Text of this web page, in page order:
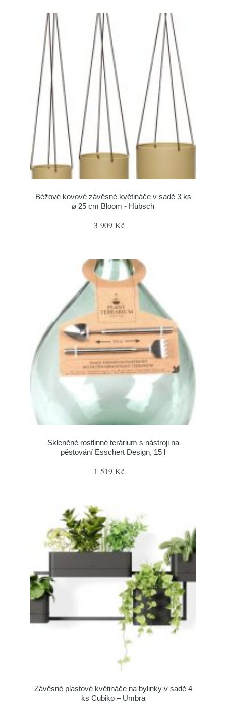
Béžové kovové závěsné květináče v sadě 3 ks
ø 25 cm Bloom - Hübsch
3 909 Kč
Skleněné rostlinné terárium s nástroji na
pěstování Esschert Design, 15 l
1 519 Kč
Závěsné plastové květináče na bylinky v sadě 4
ks Cubiko – Umbra